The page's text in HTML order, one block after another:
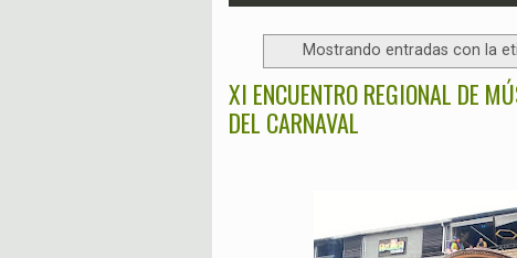
Mostrando entradas con la
XI ENCUENTRO REGIONAL DE
DEL CARNAVAL